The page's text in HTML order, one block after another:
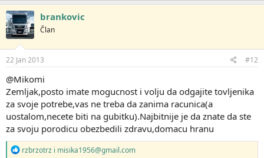
brankovic
Član
22 Jan 2013 #12
@Mikomi
Zemljak,posto imate mogucnost i volju da odgajite tovljenika
za svoje potrebe,vas ne treba da zanima racunica(a
uostalom,necete biti na gubitku).Najbitnije je da znate da ste
za svoju porodicu obezbedili zdravu,domacu hranu
R
rzbrzotrz i misika1956@gmail.com